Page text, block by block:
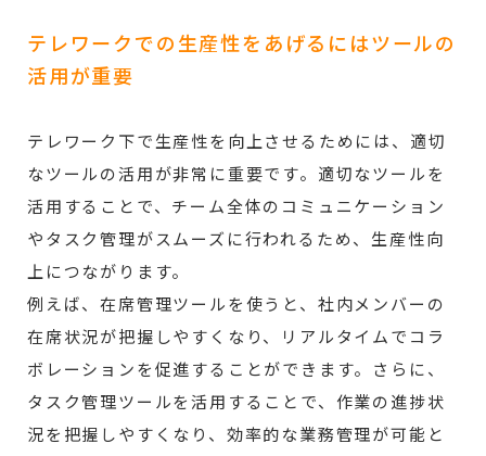
テレワークでの生産性をあげるにはツールの
活用が重要
テレワーク下で生産性を向上させるためには、適切
なツールの活用が非常に重要です。適切なツールを
活用することで、チーム全体のコミュニケーション
やタスク管理がスムーズに行われるため、生産性向
上につながります。
例えば、在席管理ツールを使うと、社内メンバーの
在席状況が把握しやすくなり、リアルタイムでコラ
ボレーションを促進することができます。さらに、
タスク管理ツールを活用することで、作業の進捗状
況を把握しやすくなり、効率的な業務管理が可能と